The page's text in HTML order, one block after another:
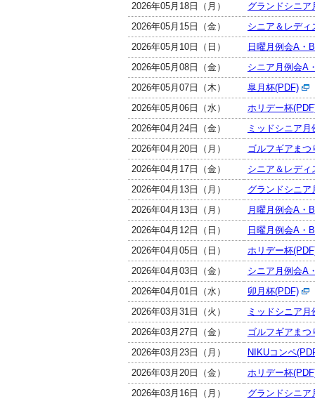
2026年05月18日（月）
グランドシニア
2026年05月15日（金）
シニア＆レディ
2026年05月10日（日）
日曜月例会A・
2026年05月08日（金）
シニア月例会A
2026年05月07日（木）
皐月杯(PDF)
2026年05月06日（水）
ホリデー杯
2026年04月24日（金）
ミッドシニア
2026年04月20日（月）
ゴルフギアまつ
2026年04月17日（金）
シニア＆レディ
2026年04月13日（月）
グランドシニア
2026年04月13日（月）
月曜月例会A・
2026年04月12日（日）
日曜月例会A・
2026年04月05日（日）
ホリデー杯
2026年04月03日（金）
シニア月例会A
2026年04月01日（水）
卯月杯(PDF)
2026年03月31日（火）
ミッドシニア
2026年03月27日（金）
ゴルフギアまつ
2026年03月23日（月）
NIKUコンペ
2026年03月20日（金）
ホリデー杯
2026年03月16日（月）
グランドシニア